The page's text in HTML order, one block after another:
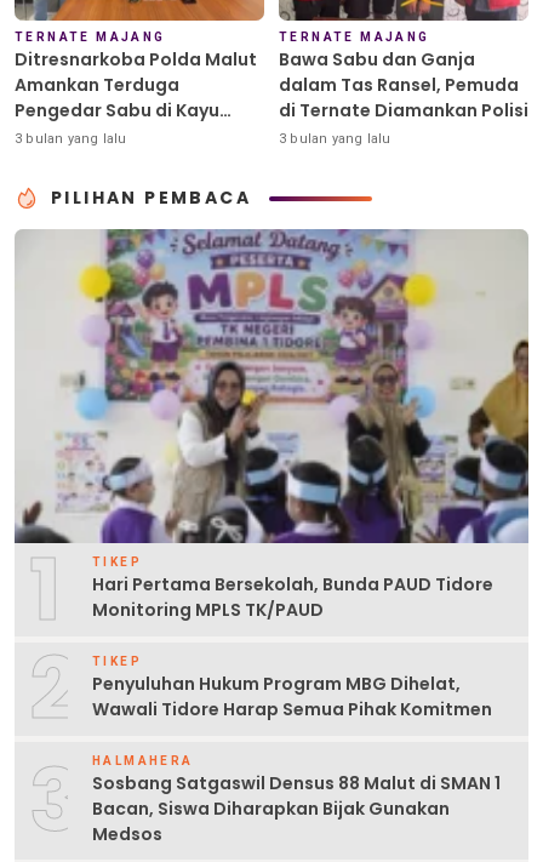
TERNATE MAJANG
Ditresnarkoba Polda Malut
Amankan Terduga
Pengedar Sabu di Kayu
Merah
3 bulan yang lalu
TERNATE MAJANG
Bawa Sabu dan Ganja
dalam Tas Ransel, Pemuda
di Ternate Diamankan Polisi
3 bulan yang lalu
PILIHAN PEMBACA
1 TIKEP
Hari Pertama Bersekolah, Bunda PAUD Tidore
Monitoring MPLS TK/PAUD
2 TIKEP
Penyuluhan Hukum Program MBG Dihelat,
Wawali Tidore Harap Semua Pihak Komitmen
3 HALMAHERA
Sosbang Satgaswil Densus 88 Malut di SMAN 1
Bacan, Siswa Diharapkan Bijak Gunakan
Medsos